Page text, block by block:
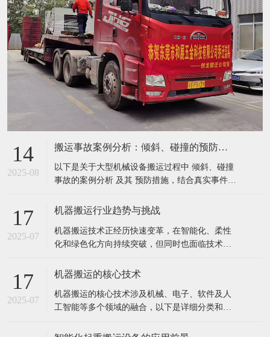
14
2025-08
搬运事故案例分析：倾斜、碰撞的预防措施
以下是关于大型机械设备搬运过程中 倾斜、碰撞
事故的案例分析 及其 预防措施，结合真实事件总
案例解析 案例1：港口龙门吊倾覆事故 事故经
实，液压顶升过程中一侧地基下陷，导致设
17
2025-07
机器搬运行业趋势与挑战
机器搬运技术正经历快速变革，在智能化、柔性
化和绿色化方向持续突破，但同时也面临技术、
挑战的详细分析： 一、核心趋势 智能化与AI深度
习）优化搬运路径和任务分配，例如AMR通过实
时环境感知动态调整路线，效率提升
17
2025-07
机器搬运的核心技术
机器搬运的核心技术涉及机械、电子、软件及人
工智能等多个领域的融合，以下是详细分类和说
关节：6轴/7轴机械臂（如FANUC M-2000iA可搬